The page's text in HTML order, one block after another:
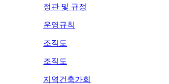
정관 및 규정
운영규칙
조직도
조직도
지역건축가회